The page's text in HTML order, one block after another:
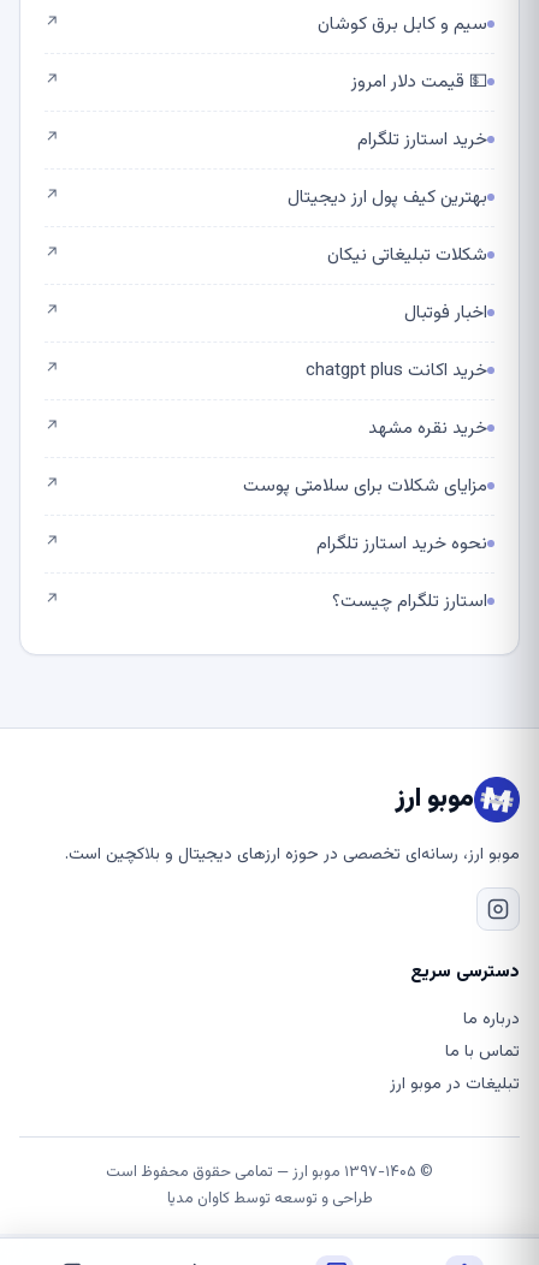
سیم و کابل برق کوشان ↗
💵 قیمت دلار امروز ↗
خرید استارز تلگرام ↗
بهترین کیف پول ارز دیجیتال ↗
شکلات تبلیغاتی نیکان ↗
اخبار فوتبال ↗
خرید اکانت chatgpt plus ↗
خرید نقره مشهد ↗
مزایای شکلات برای سلامتی پوست ↗
نحوه خرید استارز تلگرام ↗
استارز تلگرام چیست؟ ↗
موبو ارز
موبو ارز، رسانه‌ای تخصصی در حوزه ارزهای دیجیتال و بلاکچین است.
دسترسی سریع
درباره ما
تماس با ما
تبلیغات در موبو ارز
© ۱۳۹۷-۱۴۰۵ موبو ارز — تمامی حقوق محفوظ است
طراحی و توسعه توسطکاوان مدیا